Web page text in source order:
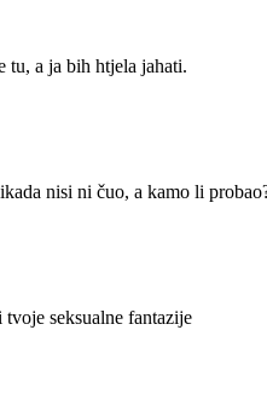
a ja bih htjela jahati.
nisi ni čuo, a kamo li
seksualne fantazije